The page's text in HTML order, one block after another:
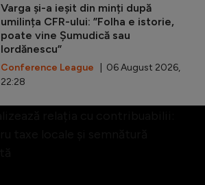
Varga și-a ieșit din minți după
umilința CFR-ului: ”Folha e istorie,
poate vine Șumudică sau
Iordănescu”
Conference League | 06 August 2026,
22:28